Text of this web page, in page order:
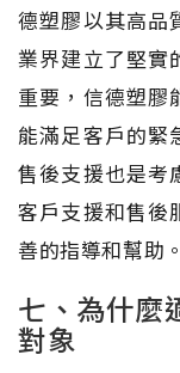
德塑膠以其高品
業界建立了堅實
重要，信德塑膠
能滿足客戶的緊
售後支援也是考
客戶支援和售後
善的指導和幫助。
七、為什麼
對象